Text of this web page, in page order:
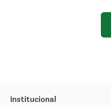
Institucional